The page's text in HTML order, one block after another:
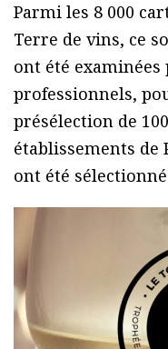
Parmi les 8 000
Terre de vins, ce
ont été examinées
professionnels,
présélection de
établissements de
ont été